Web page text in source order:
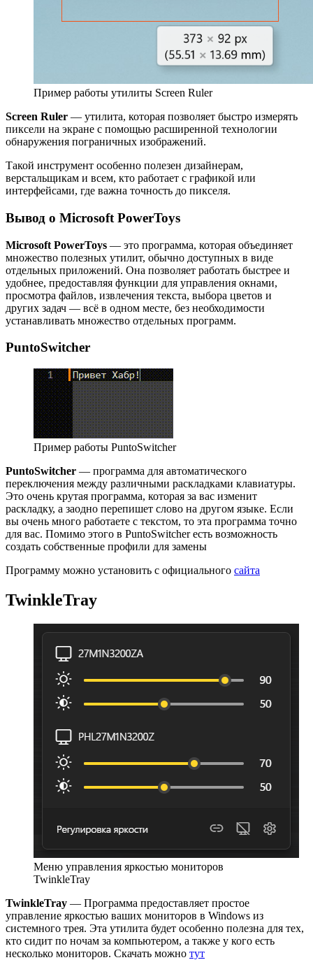
Пример работы утилиты Screen Ruler
Screen Ruler — утилита, которая позволяет быстро измерять
пиксели на экране с помощью расширенной технологии
обнаружения пограничных изображений.
Такой инструмент особенно полезен дизайнерам,
верстальщикам и всем, кто работает с графикой или
интерфейсами, где важна точность до пикселя.
Вывод о Microsoft PowerToys
Microsoft PowerToys — это программа, которая объединяет
множество полезных утилит, обычно доступных в виде
отдельных приложений. Она позволяет работать быстрее и
удобнее, предоставляя функции для управления окнами,
просмотра файлов, извлечения текста, выбора цветов и
других задач — всё в одном месте, без необходимости
устанавливать множество отдельных программ.
PuntoSwitcher
Пример работы PuntoSwitcher
PuntoSwitcher — программа для автоматического
переключения между различными раскладками клавиатуры.
Это очень крутая программа, которая за вас изменит
раскладку, а заодно перепишет слово на другом языке. Если
вы очень много работаете с текстом, то эта программа точно
для вас. Помимо этого в PuntoSwitcher есть возможность
создать собственные профили для замены
Программу можно установить с официального сайта
TwinkleTray
Меню управления яркостью мониторов
TwinkleTray
TwinkleTray — Программа предоставляет простое
управление яркостью ваших мониторов в Windows из
системного трея. Эта утилита будет особенно полезна для тех,
кто сидит по ночам за компьютером, а также у кого есть
несколько мониторов. Скачать можно тут